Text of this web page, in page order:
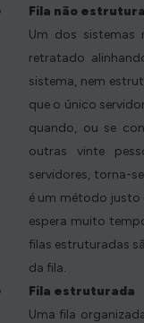
Fila não
Um dos sistemas
retratado
sistema, nem
que o único
quando, ou se
outras vinte
servidores, torna-
é um método justo
espera muito
filas estruturadas
da fila.
Fila estruturada
Uma fila